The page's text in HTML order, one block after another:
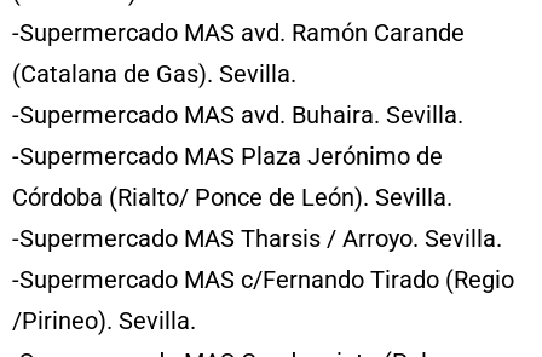
-Supermercado MAS avd. Ramón Carande
(Catalana de Gas). Sevilla.
-Supermercado MAS avd. Buhaira. Sevilla.
-Supermercado MAS Plaza Jerónimo de
Córdoba (Rialto/ Ponce de León). Sevilla.
-Supermercado MAS Tharsis / Arroyo. Sevilla.
-Supermercado MAS c/Fernando Tirado (Regio
/Pirineo). Sevilla.